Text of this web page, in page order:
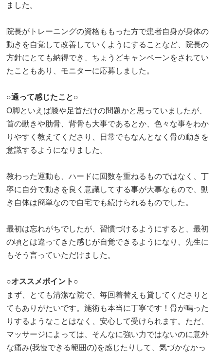
ました。
院長がトレーニングの資格ももった方で患者自身が身体の
動きを自覚して改善していくようにすることなど、院長の
方針にとても納得でき、ちょうどキャンペーンをされてい
たこともあり、モニターに応募しました。
○通って感じたこと○
O脚といえば膝や足首だけの問題かと思っていましたが、
首の動きや肋骨、背骨も大事であるとか、色々な事をわか
りやすく教えてくださり、日常でもなんとなく骨の動きを
意識するようになりました。
教わった運動も、ハードに回数を重ねるものではなく、丁
寧に自分で動きを良く意識してする事が大事なもので、動
き自体は簡単なので自宅でも続けられるものでした。
最初は忘れがちでしたが、習慣づけるようにすると、最初
の頃とは違ってきた感じが自覚できるようになり、先生に
もそう言っていただけました。
○オススメポイント○
まず、とても清潔な院で、毎回着替えも貸してくださりと
てもありがたいです。施術も本当に丁寧です！骨が鳴った
りするようなことはなく、安心して受けられます。ただ、
マッサージによっては、そんなに強い力ではないのに意外
な痛み(我慢できる範囲の)を感じたりして、気づかなかっ